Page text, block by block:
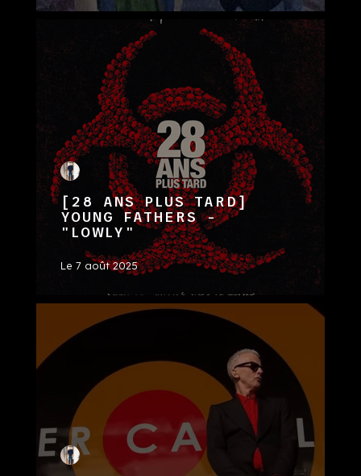
[28 ANS PLUS TARD]
YOUNG FATHERS -
"LOWLY"
Le 7 août 2025